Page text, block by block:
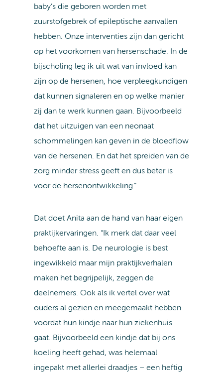
baby’s die geboren worden met
zuurstofgebrek of epileptische aanvallen
hebben. Onze interventies zijn dan gericht
op het voorkomen van hersenschade. In de
bijscholing leg ik uit wat van invloed kan
zijn op de hersenen, hoe verpleegkundigen
dat kunnen signaleren en op welke manier
zij dan te werk kunnen gaan. Bijvoorbeeld
dat het uitzuigen van een neonaat
schommelingen kan geven in de bloedflow
van de hersenen. En dat het spreiden van de
zorg minder stress geeft en dus beter is
voor de hersenontwikkeling.”
Dat doet Anita aan de hand van haar eigen
praktijkervaringen. “Ik merk dat daar veel
behoefte aan is. De neurologie is best
ingewikkeld maar mijn praktijkverhalen
maken het begrijpelijk, zeggen de
deelnemers. Ook als ik vertel over wat
ouders al gezien en meegemaakt hebben
voordat hun kindje naar hun ziekenhuis
gaat. Bijvoorbeeld een kindje dat bij ons
koeling heeft gehad, was helemaal
ingepakt met allerlei draadjes – een heftig